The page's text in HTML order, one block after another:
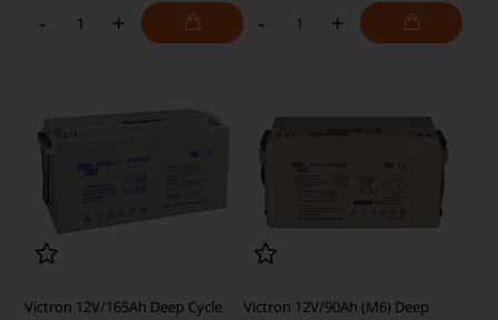
- + - +
Victron 12V/165Ah Deep Cycle
Victron 12V/90Ah (M6) Deep